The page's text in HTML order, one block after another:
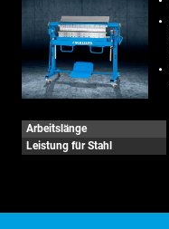
Arbeitslänge
Leistung für Stahl